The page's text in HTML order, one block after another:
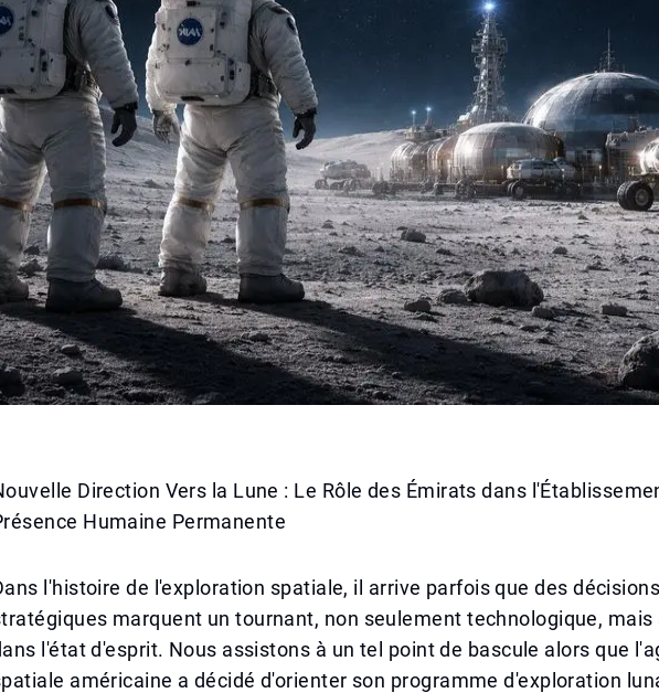
Direction Vers la Lune : Le Rôle des Émirats dans
Humaine Permanente
l'histoire de l'exploration spatiale, il arrive parfois que des décisions
marquent un tournant, non seulement technologique, mais
l'état d'esprit. Nous assistons à un tel point de bascule alors que
américaine a décidé d'orienter son programme d'exploration